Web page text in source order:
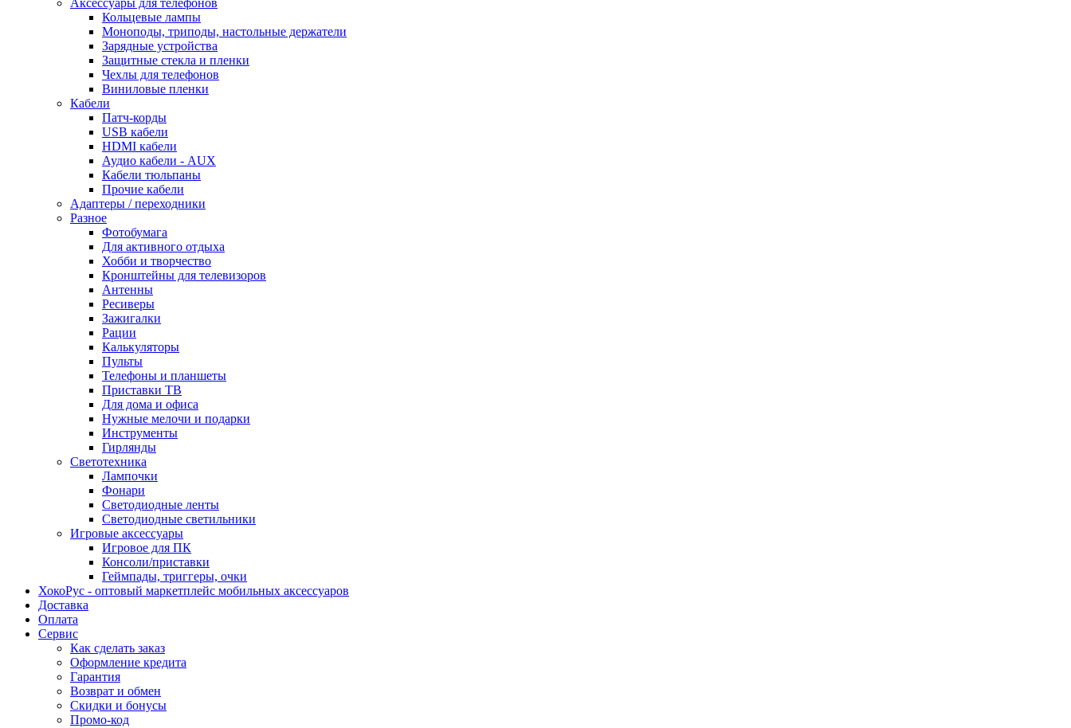
Аксессуары для телефонов
Кольцевые лампы
Моноподы, триподы, настольные держатели
Зарядные устройства
Защитные стекла и пленки
Чехлы для телефонов
Виниловые пленки
Кабели
Патч-корды
USB кабели
HDMI кабели
Аудио кабели - AUX
Кабели тюльпаны
Прочие кабели
Адаптеры / переходники
Разное
Фотобумага
Для активного отдыха
Хобби и творчество
Кронштейны для телевизоров
Антенны
Ресиверы
Зажигалки
Рации
Калькуляторы
Пульты
Телефоны и планшеты
Приставки ТВ
Для дома и офиса
Нужные мелочи и подарки
Инструменты
Гирлянды
Светотехника
Лампочки
Фонари
Светодиодные ленты
Светодиодные светильники
Игровые аксессуары
Игровое для ПК
Консоли/приставки
Геймпады, триггеры, очки
ХокоРус - оптовый маркетплейс мобильных аксессуаров
Доставка
Оплата
Сервис
Как сделать заказ
Оформление кредита
Гарантия
Возврат и обмен
Скидки и бонусы
Промо-код